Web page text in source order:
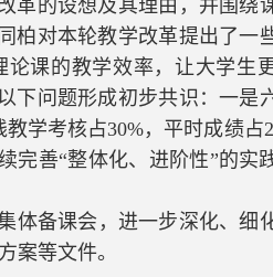
革的设想及其理由，并围绕
柏对本轮教学改革提出了一
课的教学效率，让大学生
下问题形成初步共识：一是
学考核占30%，平时成绩占
完善“整体化、进阶性”的实
体备课会，进一步深化、细
案等文件。